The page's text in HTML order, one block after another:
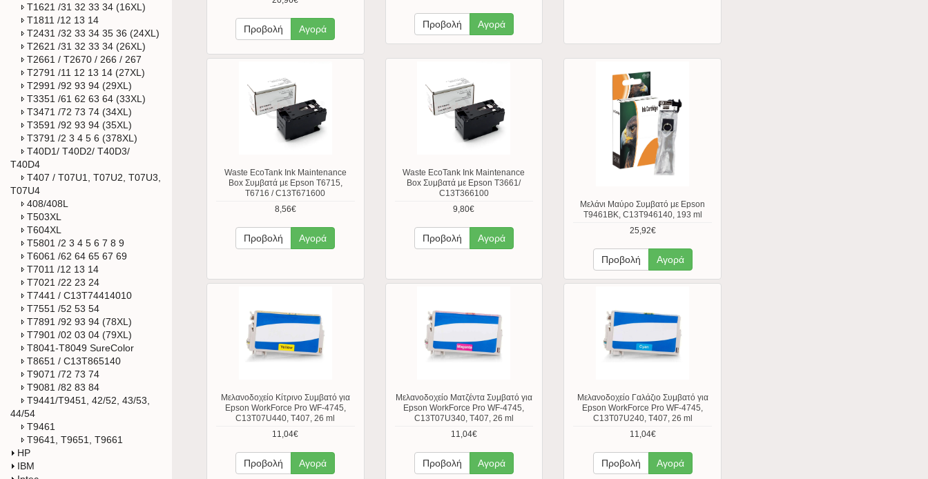
T1621 /31 32 33 34 (16XL)
T1811 /12 13 14
T2431 /32 33 34 35 36 (24XL)
T2621 /31 32 33 34 (26XL)
T2661 / T2670 / 266 / 267
T2791 /11 12 13 14 (27XL)
T2991 /92 93 94 (29XL)
T3351 /61 62 63 64 (33XL)
T3471 /72 73 74 (34XL)
T3591 /92 93 94 (35XL)
T3791 /2 3 4 5 6 (378XL)
T40D1/ T40D2/ T40D3/
T40D4
T407 / T07U1, T07U2, T07U3,
T07U4
408/408L
T503XL
T604XL
T5801 /2 3 4 5 6 7 8 9
T6061 /62 64 65 67 69
T7011 /12 13 14
T7021 /22 23 24
T7441 / C13T74414010
T7551 /52 53 54
T7891 /92 93 94 (78XL)
T7901 /02 03 04 (79XL)
T8041-T8049 SureColor
T8651 / C13T865140
T9071 /72 73 74
T9081 /82 83 84
T9441/T9451, 42/52, 43/53,
44/54
T9461
T9641, T9651, T9661
HP
IBM
Προβολή Αγορά Προβολή Αγορά
Waste EcoTank Ink Maintenance
Box Συμβατά με Epson T6715,
T6716 / C13T671600
8,56€
Προβολή Αγορά
Waste EcoTank Ink Maintenance
Box Συμβατά με Epson T3661/
C13T366100
9,80€
Προβολή Αγορά
Μελάνι Μαύρο Συμβατό με Epson
T9461BK, C13T946140, 193 ml
25,92€
Προβολή Αγορά
Μελανοδοχείο Κίτρινο Συμβατό για
Epson WorkForce Pro WF-4745,
C13T07U440, T407, 26 ml
11,04€
Προβολή Αγορά
Μελανοδοχείο Ματζέντα Συμβατό για
Epson WorkForce Pro WF-4745,
C13T07U340, T407, 26 ml
11,04€
Προβολή Αγορά
Μελανοδοχείο Γαλάζιο Συμβατό για
Epson WorkForce Pro WF-4745,
C13T07U240, T407, 26 ml
11,04€
Προβολή Αγορά